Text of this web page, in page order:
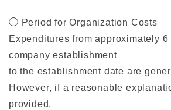
◯ Period for Organization Costs
Expenditures from approximately 6
company establishment
to the establishment date are
However, if a reasonable
provided,